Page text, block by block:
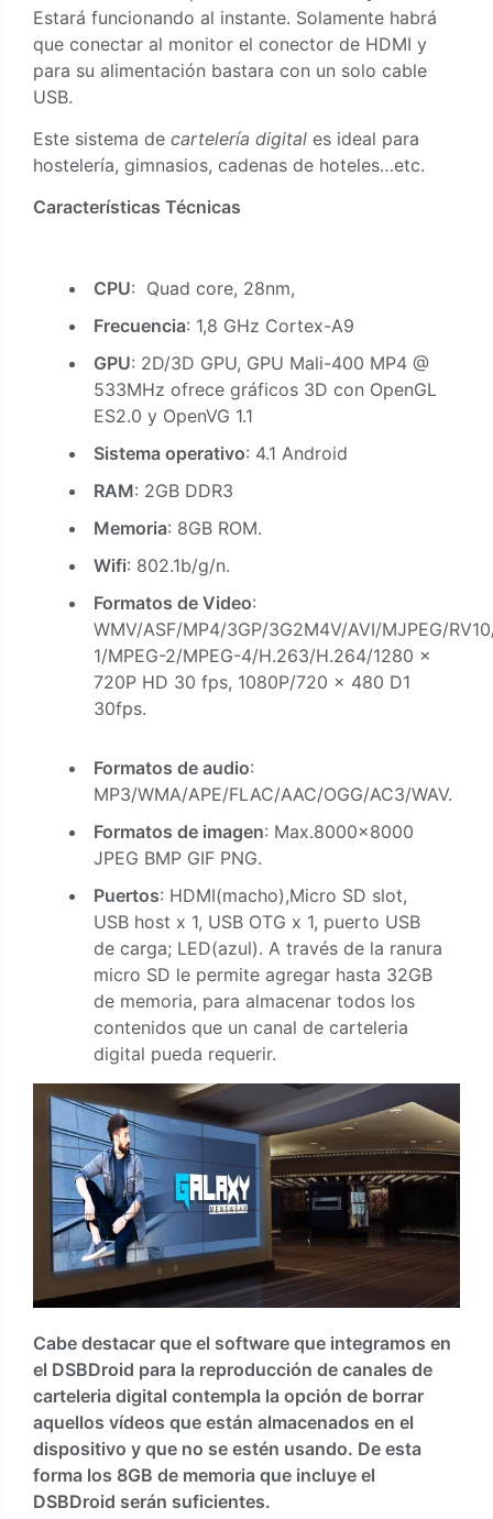
Estará funcionando al instante. Solamente habrá
que conectar al monitor el conector de HDMI y
para su alimentación bastara con un solo cable
USB.
Este sistema de cartelería digital es ideal para
hostelería, gimnasios, cadenas de hoteles…etc.
Características Técnicas
CPU: Quad core, 28nm,
Frecuencia: 1,8 GHz Cortex-A9
GPU: 2D/3D GPU, GPU Mali-400 MP4 @
533MHz ofrece gráficos 3D con OpenGL
ES2.0 y OpenVG 1.1
Sistema operativo: 4.1 Android
RAM: 2GB DDR3
Memoria: 8GB ROM.
Wifi: 802.1b/g/n.
Formatos de Video:
WMV/ASF/MP4/3GP/3G2M4V/AVI/MJPEG/
1/MPEG-2/MPEG-4/H.263/H.264/1280 x
720P HD 30 fps, 1080P/720 x 480 D1
30fps.
Formatos de audio:
MP3/WMA/APE/FLAC/AAC/OGG/AC3/WAV.
Formatos de imagen: Max.8000×8000
JPEG BMP GIF PNG.
Puertos: HDMI(macho),Micro SD slot,
USB host x 1, USB OTG x 1, puerto USB
de carga; LED(azul). A través de la ranura
micro SD le permite agregar hasta 32GB
de memoria, para almacenar todos los
contenidos que un canal de carteleria
digital pueda requerir.
Cabe destacar que el software que integramos en
el DSBDroid para la reproducción de canales de
carteleria digital contempla la opción de borrar
aquellos vídeos que están almacenados en el
dispositivo y que no se estén usando. De esta
forma los 8GB de memoria que incluye el
DSBDroid serán suficientes.